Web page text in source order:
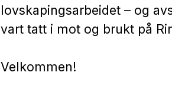
lovskapingsarbeidet – og
vart tatt i mot og brukt på
Velkommen!